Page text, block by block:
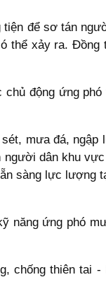
để sơ tán
thể xảy ra. Đồng
chủ động ứng
mưa đá, ngập
người dân khu
sàng lực lượng
năng ứng phó
chống thiên tai -